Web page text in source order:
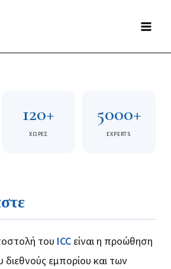
120+
ΧΩΡΕΣ
5000+
EXPERTS
του ICC είναι η προώθηση
διεθνούς εμπορίου και των